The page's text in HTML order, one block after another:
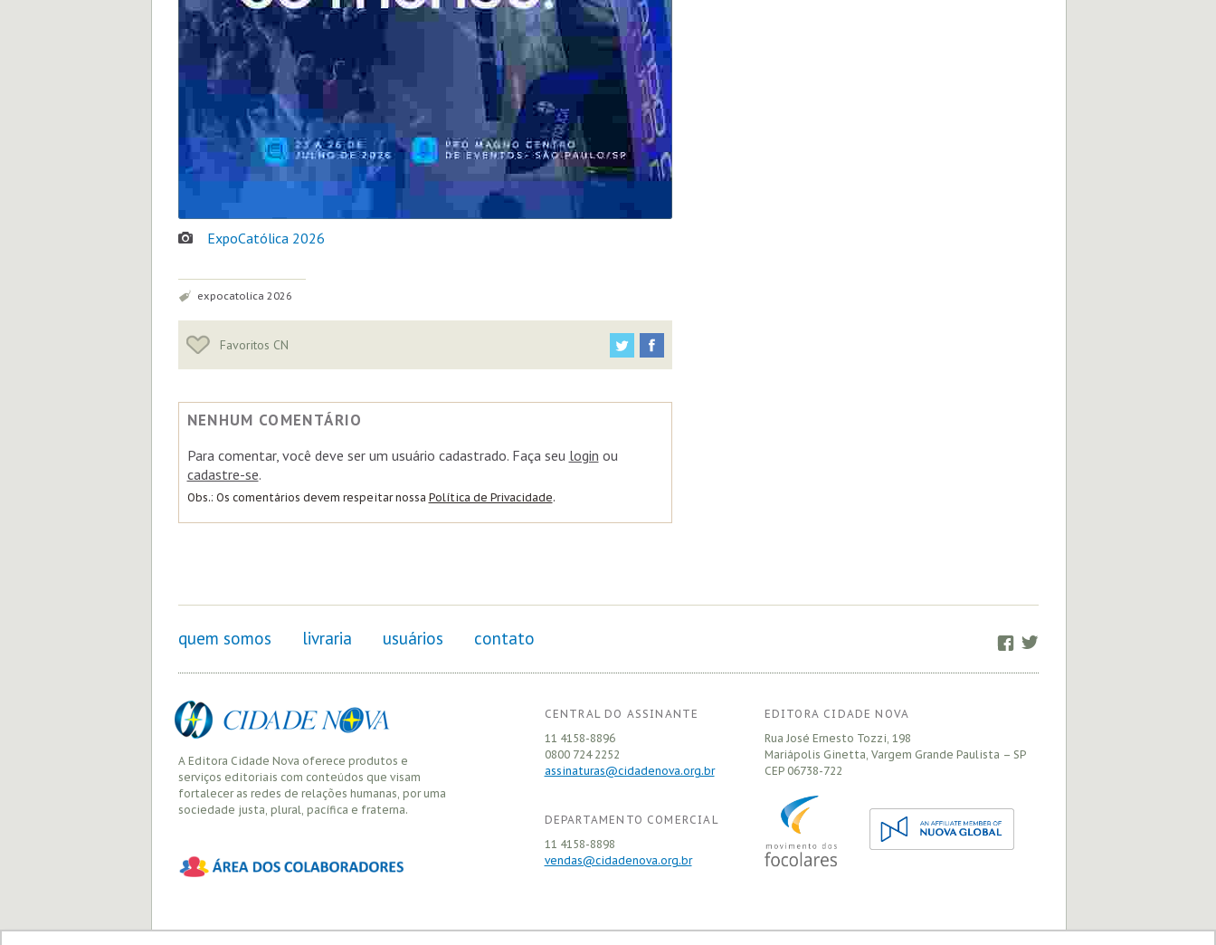
ExpoCatólica 2026
Tags:expocatolica 2026
Favoritos CN
NENHUM COMENTÁRIO
Para comentar, você deve ser um usuário cadastrado. Faça seu login ou
cadastre-se.
Obs.: Os comentários devem respeitar nossa Política de Privacidade.
quem somos livraria usuários contato Facebook
Twitter
A Editora Cidade Nova oferece produtos e
serviços editoriais com conteúdos que visam
fortalecer as redes de relações humanas, por uma
sociedade justa, plural, pacífica e fraterna.
CENTRAL DO ASSINANTE
11 4158-8896
0800 724 2252
assinaturas@cidadenova.org.br
DEPARTAMENTO COMERCIAL
11 4158-8898
vendas@cidadenova.org.br
EDITORA CIDADE NOVA
Rua José Ernesto Tozzi, 198
Mariápolis Ginetta, Vargem Grande Paulista – SP
CEP06738-722